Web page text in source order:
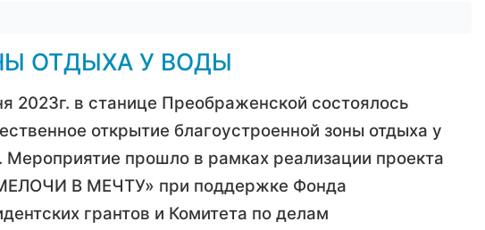
ОТДЫХА У ВОДЫ
2023г. в станице Преображенской состоялось
открытие благоустроенной зоны отдыха у
Мероприятие прошло в рамках реализации проекта
В МЕЧТУ» при поддержке Фонда
грантов и Комитета по делам